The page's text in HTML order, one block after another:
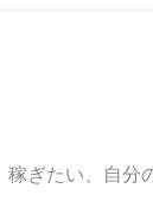
稼ぎたい、自分